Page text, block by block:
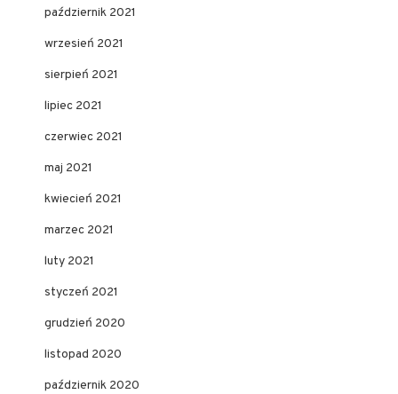
październik 2021
wrzesień 2021
sierpień 2021
lipiec 2021
czerwiec 2021
maj 2021
kwiecień 2021
marzec 2021
luty 2021
styczeń 2021
grudzień 2020
listopad 2020
październik 2020